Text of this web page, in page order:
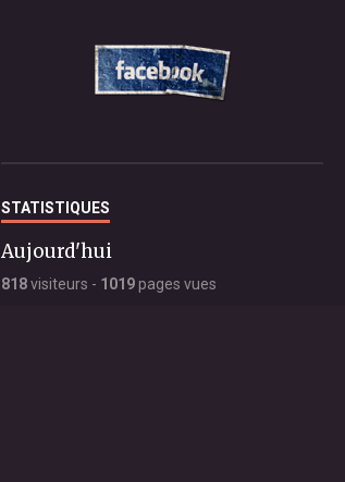
STATISTIQUES
Aujourd'hui
818visiteurs - 1019pages vues